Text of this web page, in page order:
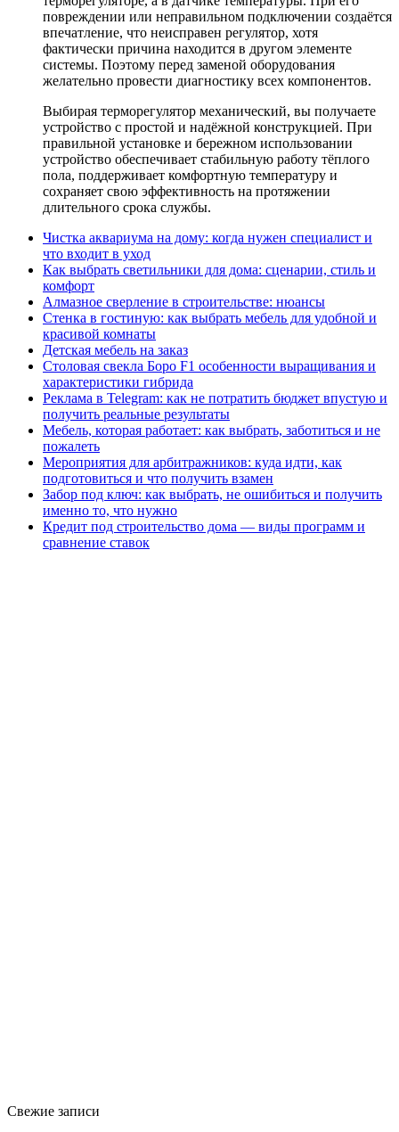
повреждении или неправильном подключении создаётся
впечатление, что неисправен регулятор, хотя
фактически причина находится в другом элементе
системы. Поэтому перед заменой оборудования
желательно провести диагностику всех компонентов.
Выбирая терморегулятор механический, вы получаете
устройство с простой и надёжной конструкцией. При
правильной установке и бережном использовании
устройство обеспечивает стабильную работу тёплого
пола, поддерживает комфортную температуру и
сохраняет свою эффективность на протяжении
длительного срока службы.
Чистка аквариума на дому: когда нужен специалист и
что входит в уход
Как выбрать светильники для дома: сценарии, стиль и
комфорт
Алмазное сверление в строительстве: нюансы
Стенка в гостиную: как выбрать мебель для удобной и
красивой комнаты
Детская мебель на заказ
Столовая свекла Боро F1 особенности выращивания и
характеристики гибрида
Реклама в Telegram: как не потратить бюджет впустую и
получить реальные результаты
Мебель, которая работает: как выбрать, заботиться и не
пожалеть
Мероприятия для арбитражников: куда идти, как
подготовиться и что получить взамен
Забор под ключ: как выбрать, не ошибиться и получить
именно то, что нужно
Кредит под строительство дома — виды программ и
сравнение ставок
Свежие записи